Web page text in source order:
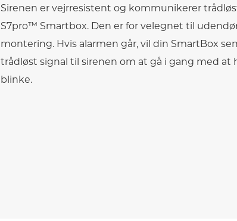
Sirenen er vejrresistent og kommunikerer
S7pro™ Smartbox. Den er for velegnet til
montering. Hvis alarmen går, vil din SmartBox
trådløst signal til sirenen om at gå i gang med at
blinke.